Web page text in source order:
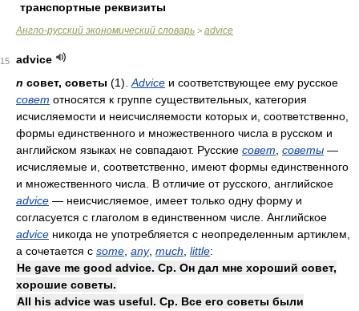
транспортные реквизиты
Англо-русский экономический словарь > advice
15
advice
n совет, советы (1). Advice и соответствующее ему русское
совет относятся к группе существительных, категория
исчисляемости и неисчисляемости которых и, соответственно,
формы единственного и множественного числа в русском и
английском языках не совпадают. Русские совет советы —
исчисляемые и, соответственно, имеют формы единственного
и множественного числа. В отличие от русского, английское
advice — неисчисляемое, имеет только одну форму и
согласуется с глаголом в единственном числе. Английское
advice никогда не употребляется с неопределенным артиклем,
а сочетается с some any, much little:
He gave me good advice. Ср. Он дал мне хороший совет,
хорошие советы.
All his advice was useful. Ср. Все его советы были